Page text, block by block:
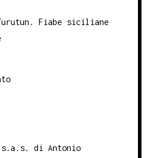
Fiabe siciliane
di Antonio